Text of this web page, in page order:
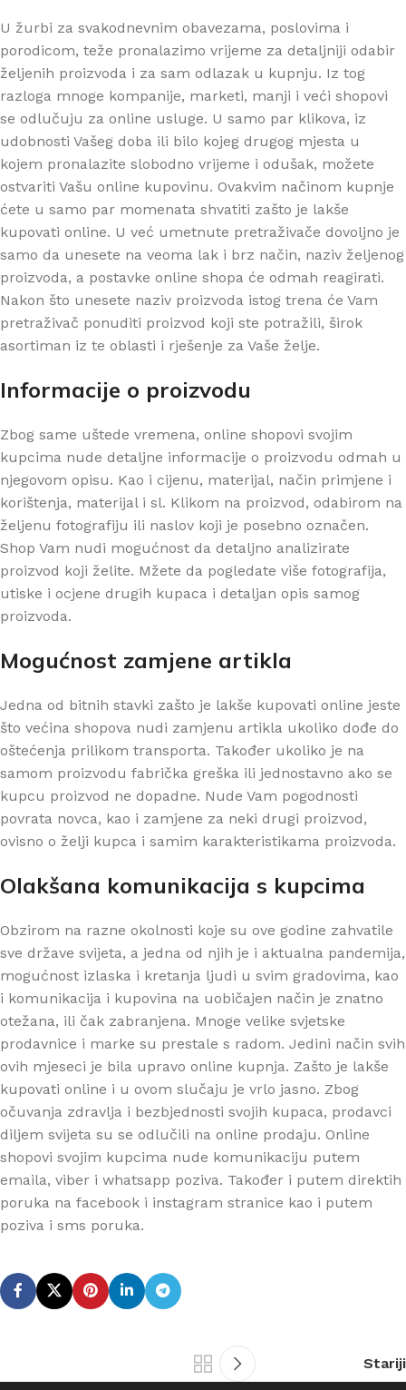
U žurbi za svakodnevnim obavezama, poslovima i
porodicom, teže pronalazimo vrijeme za detaljniji odabir
željenih proizvoda i za sam odlazak u kupnju. Iz tog
razloga mnoge kompanije, marketi, manji i veći shopovi
se odlučuju za online usluge. U samo par klikova, iz
udobnosti Vašeg doba ili bilo kojeg drugog mjesta u
kojem pronalazite slobodno vrijeme i odušak, možete
ostvariti Vašu online kupovinu. Ovakvim načinom kupnje
ćete u samo par momenata shvatiti zašto je lakše
kupovati online. U već umetnute pretraživače dovoljno je
samo da unesete na veoma lak i brz način, naziv željenog
proizvoda, a postavke online shopa će odmah reagirati.
Nakon što unesete naziv proizvoda istog trena će Vam
pretraživač ponuditi proizvod koji ste potražili, širok
asortiman iz te oblasti i rješenje za Vaše želje.
Informacije o proizvodu
Zbog same uštede vremena, online shopovi svojim
kupcima nude detaljne informacije o proizvodu odmah u
njegovom opisu. Kao i cijenu, materijal, način primjene i
korištenja, materijal i sl. Klikom na proizvod, odabirom na
željenu fotografiju ili naslov koji je posebno označen.
Shop Vam nudi mogućnost da detaljno analizirate
proizvod koji želite. Mžete da pogledate više fotografija,
utiske i ocjene drugih kupaca i detaljan opis samog
proizvoda.
Mogućnost zamjene artikla
Jedna od bitnih stavki zašto je lakše kupovati online jeste
što većina shopova nudi zamjenu artikla ukoliko dođe do
oštećenja prilikom transporta. Također ukoliko je na
samom proizvodu fabrička greška ili jednostavno ako se
kupcu proizvod ne dopadne. Nude Vam pogodnosti
povrata novca, kao i zamjene za neki drugi proizvod,
ovisno o želji kupca i samim karakteristikama proizvoda.
Olakšana komunikacija s kupcima
Obzirom na razne okolnosti koje su ove godine zahvatile
sve države svijeta, a jedna od njih je i aktualna pandemija,
mogućnost izlaska i kretanja ljudi u svim gradovima, kao
i komunikacija i kupovina na uobičajen način je znatno
otežana, ili čak zabranjena. Mnoge velike svjetske
prodavnice i marke su prestale s radom. Jedini način svih
ovih mjeseci je bila upravo online kupnja. Zašto je lakše
kupovati online i u ovom slučaju je vrlo jasno. Zbog
očuvanja zdravlja i bezbjednosti svojih kupaca, prodavci
diljem svijeta su se odlučili na online prodaju. Online
shopovi svojim kupcima nude komunikaciju putem
emaila, viber i whatsapp poziva. Također i putem direktih
poruka na facebook i instagram stranice kao i putem
poziva i sms poruka.
Stariji